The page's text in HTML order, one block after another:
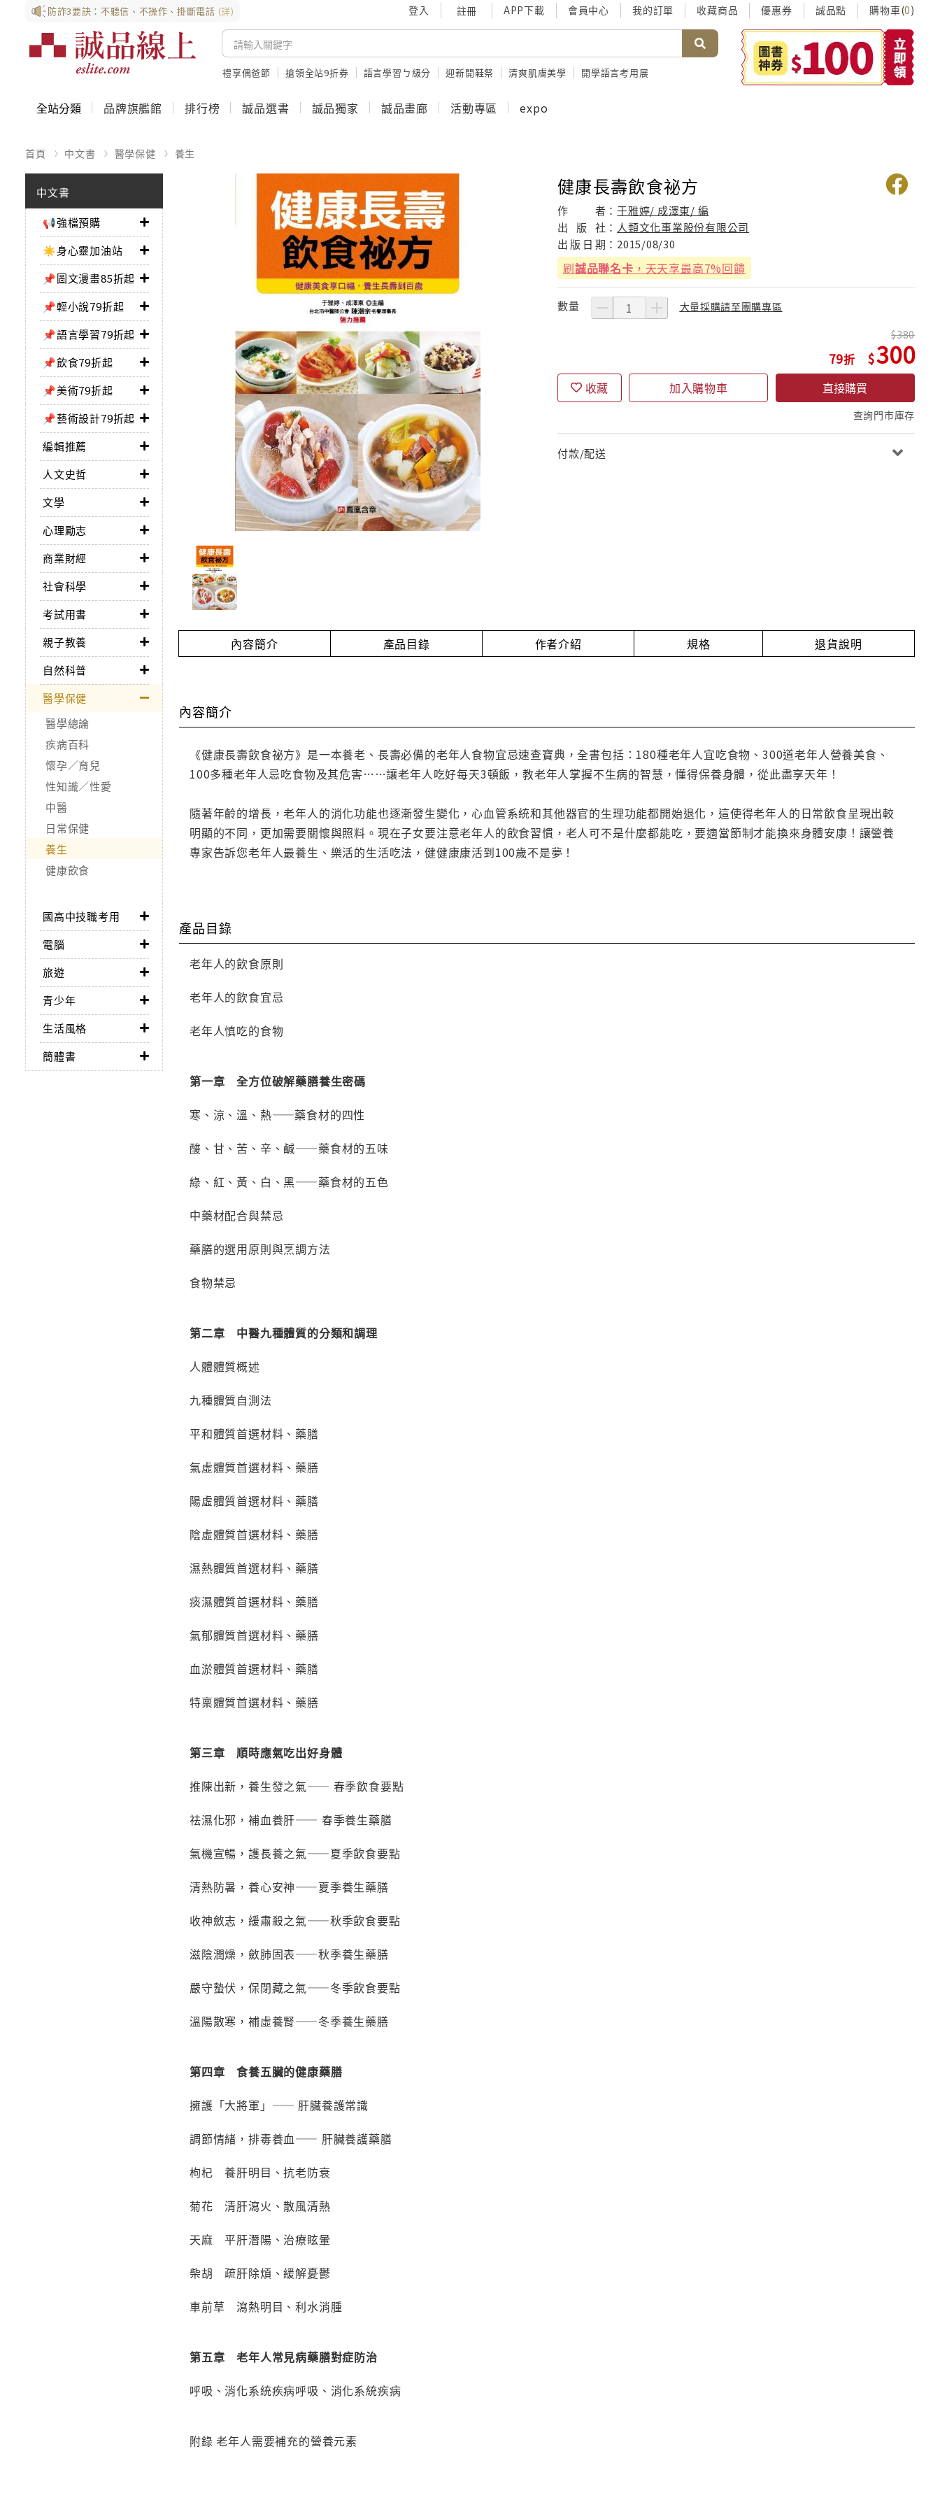
防詐3要訣：不聽信、不操作、掛斷電話 (詳) 登入 註冊 APP下載 會員中心 我的訂單 收藏商品 優惠券 誠品點 購物車(0)
禮享偶爸節 搶領全站9折券 語言學習ㄅ級分 迎新開鞋祭 清爽肌膚美學 開學語言考用展
全站分類 品牌旗艦館 排行榜 誠品選書 誠品獨家 誠品畫廊 活動專區 expo
首頁 中文書 醫學保健 養生
中文書
📢強檔預購
☀️身心靈加油站
📌圖文漫畫85折起
📌輕小說79折起
📌語言學習79折起
📌飲食79折起
📌美術79折起
📌藝術設計79折起
編輯推薦
人文史哲
文學
心理勵志
商業財經
社會科學
考試用書
親子教養
自然科普
醫學保健
醫學總論
疾病百科
懷孕／育兒
性知識／性愛
中醫
日常保健
養生
健康飲食
國高中技職考用
電腦
旅遊
青少年
生活風格
簡體書
健康長壽飲食祕方
作 者：于雅婷/ 成澤東/ 編
出
版 社： 人類文化事業股份有限公司
出 版 日 期： 2015/08/30
刷誠品聯名卡 ，天天享最高7%回饋
數量 大量採購請至團購專區
79
380
300
收藏 加入購物車 直接購買
查詢門市庫存
付款/配送
內容簡介 產品目錄 作者介紹 規格 退貨說明
內容簡介
《健康長壽飲食祕方》是一本養老、長壽必備的老年人食物宜忌速查寶典，全書包括：180種老年人宜吃食物、300道老年人營養美食、
100多種老年人忌吃食物及其危害……讓老年人吃好每天3頓飯，教老年人掌握不生病的智慧，懂得保養身體，從此盡享天年！
隨著年齡的增長，老年人的消化功能也逐漸發生變化，心血管系統和其他器官的生理功能都開始退化，這使得老年人的日常飲食呈現出較
明顯的不同，更加需要關懷與照料。現在子女要注意老年人的飲食習慣，老人可不是什麼都能吃，要適當節制才能換來身體安康！讓營養
專家告訴您老年人最養生、樂活的生活吃法，健健康康活到100歲不是夢！
產品目錄
老年人的飲食原則
老年人的飲食宜忌
老年人慎吃的食物
第一章 全方位破解藥膳養生密碼
寒、涼、溫、熱——藥食材的四性
酸、甘、苦、辛、鹹——藥食材的五味
綠、紅、黃、白、黑——藥食材的五色
中藥材配合與禁忌
藥膳的選用原則與烹調方法
食物禁忌
第二章 中醫九種體質的分類和調理
人體體質概述
九種體質自測法
平和體質首選材料、藥膳
氣虛體質首選材料、藥膳
陽虛體質首選材料、藥膳
陰虛體質首選材料、藥膳
濕熱體質首選材料、藥膳
痰濕體質首選材料、藥膳
氣郁體質首選材料、藥膳
血淤體質首選材料、藥膳
特稟體質首選材料、藥膳
第三章 順時應氣吃出好身體
推陳出新，養生發之氣—— 春季飲食要點
祛濕化邪，補血養肝—— 春季養生藥膳
氣機宣暢，護長養之氣——夏季飲食要點
清熱防暑，養心安神——夏季養生藥膳
收神斂志，緩肅殺之氣——秋季飲食要點
滋陰潤燥，斂肺固表——秋季養生藥膳
嚴守蟄伏，保閉藏之氣——冬季飲食要點
溫陽散寒，補虛養腎——冬季養生藥膳
第四章 食養五臟的健康藥膳
擁護「大將軍」—— 肝臟養護常識
調節情緒，排毒養血—— 肝臟養護藥膳
枸杞 養肝明目、抗老防衰
菊花 清肝瀉火、散風清熱
天麻 平肝潛陽、治療眩暈
柴胡 疏肝除煩、緩解憂鬱
車前草 瀉熱明目、利水消腫
第五章 老年人常見病藥膳對症防治
呼吸、消化系統疾病呼吸、消化系統疾病
附錄 老年人需要補充的營養元素